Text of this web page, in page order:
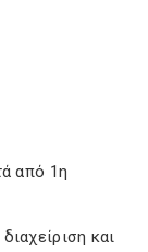
από 1η
και